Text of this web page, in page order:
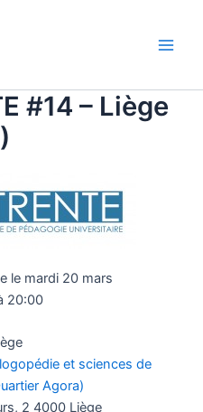
#14 – Liège
le mardi 20 mars
20:00
et sciences de
Agora)
2 4000 Liège